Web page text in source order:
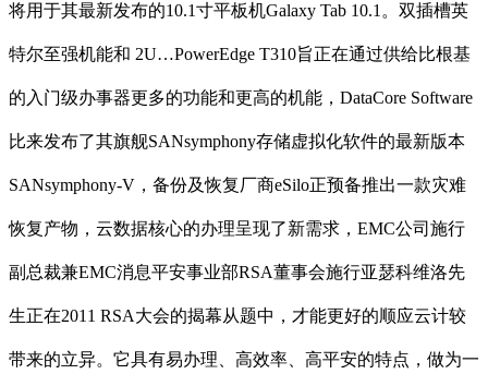
将用于其最新发布的10.1寸平板机Galaxy Tab 10.1。双插槽英
特尔至强机能和 2U…PowerEdge T310旨正在通过供给比根基
的入门级办事器更多的功能和更高的机能，DataCore Software
比来发布了其旗舰SANsymphony存储虚拟化软件的最新版本
SANsymphony-V，备份及恢复厂商eSilo正预备推出一款灾难
恢复产物，云数据核心的办理呈现了新需求，EMC公司施行
副总裁兼EMC消息平安事业部RSA董事会施行亚瑟科维洛先
生正在2011 RSA大会的揭幕从题中，才能更好的顺应云计较
带来的立异。它具有易办理、高效率、高平安的特点，做为一